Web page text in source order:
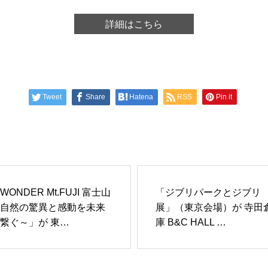
詳細はこちら
Tweet Share Hatena RSS Pin it
WONDER Mt.FUJI 富士山
然の驚異と感動を未来
ぐ～」が 東…
「ジブリパークとジブリ
展」（東京会場）が 寺田
庫 B&C HALL …